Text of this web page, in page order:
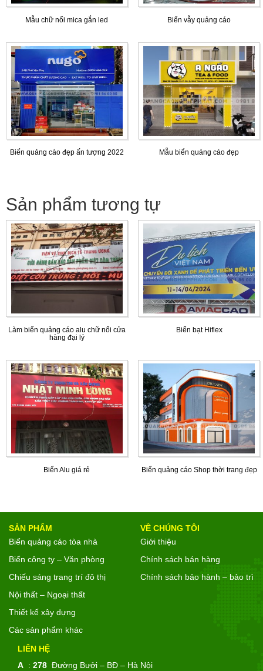
Mẫu chữ nổi mica gắn led Biển vẫy quảng cáo
Biển quảng cáo đẹp ấn tượng 2022 Mẫu biển quảng cáo đẹp
Sản phẩm tương tự
Làm biển quảng cáo alu chữ nổi cửa
hàng đại lý
Biển bạt Hiflex
Biển Alu giá rẻ Biển quảng cáo Shop thời trang đẹp
SẢN PHẨM
Biển quảng cáo tòa nhà
Biển công ty – Văn phòng
Chiếu sáng trang trí đô thị
Nội thất – Ngoại thất
Thiết kế xây dựng
Các sản phẩm khác
VỀ CHÚNG TÔI
Giới thiệu
Chính sách bán hàng
Chính sách bảo hành – bảo trì
LIÊN HỆ
A : 278 Đường Bưởi – BĐ – Hà Nội